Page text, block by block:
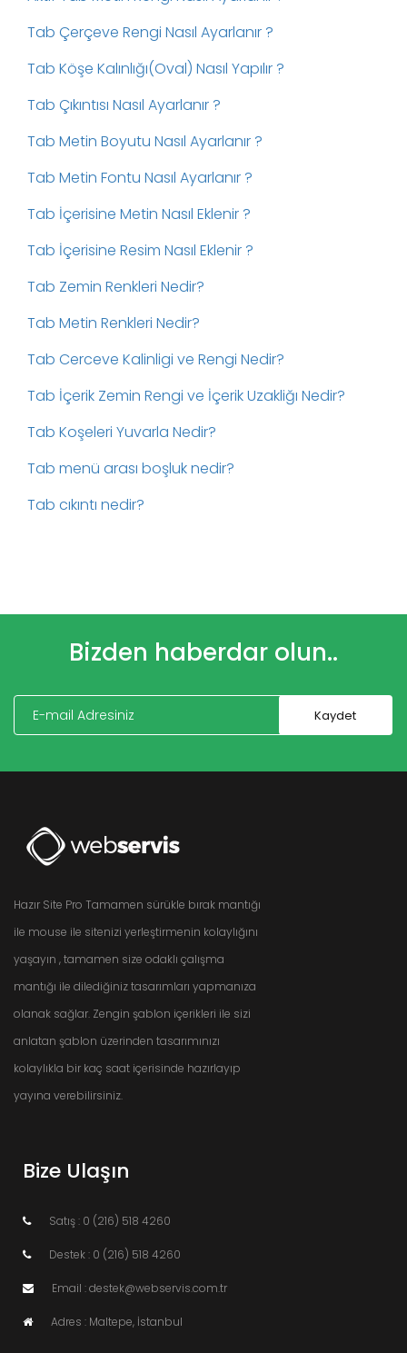
Tab Çerçeve Rengi Nasıl Ayarlanır ?
Tab Köşe Kalınlığı(Oval) Nasıl Yapılır ?
Tab Çıkıntısı Nasıl Ayarlanır ?
Tab Metin Boyutu Nasıl Ayarlanır ?
Tab Metin Fontu Nasıl Ayarlanır ?
Tab İçerisine Metin Nasıl Eklenir ?
Tab İçerisine Resim Nasıl Eklenir ?
Tab Zemin Renkleri Nedir?
Tab Metin Renkleri Nedir?
Tab Cerceve Kalinligi ve Rengi Nedir?
Tab İçerik Zemin Rengi ve İçerik Uzakliğı Nedir?
Tab Koşeleri Yuvarla Nedir?
Tab menü arası boşluk nedir?
Tab cıkıntı nedir?
Bizden haberdar olun..
Hazır Site Pro Tamamen sürükle bırak mantığı
ile mouse ile sitenizi yerleştirmenin kolaylığını
yaşayın , tamamen size odaklı çalışma
mantığı ile dilediğiniz tasarımları yapmanıza
olanak sağlar. Zengin şablon içerikleri ile sizi
anlatan şablon üzerinden tasarımınızı
kolaylıkla bir kaç saat içerisinde hazırlayıp
yayına verebilirsiniz.
Bize Ulaşın
Satış : 0 (216) 518 4260
Destek : 0 (216) 518 4260
Email : destek@webservis.com.tr
Adres : Maltepe, İstanbul